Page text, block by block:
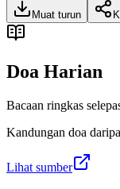
Muat turun
Doa Harian
Bacaan ringkas
Kandungan doa
Lihat sumber